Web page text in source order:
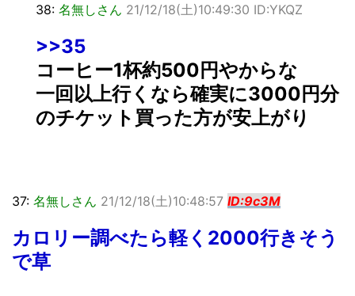
38: 名無しさん 21/12/18(土)10:49:30 ID:YKQZ
>>35
コーヒー1杯約500円やからな
一回以上行くなら確実に3000円分
のチケット買った方が安上がり
37: 名無しさん 21/12/18(土)10:48:57 ID:9c3M
カロリー調べたら軽く2000行きそう
で草